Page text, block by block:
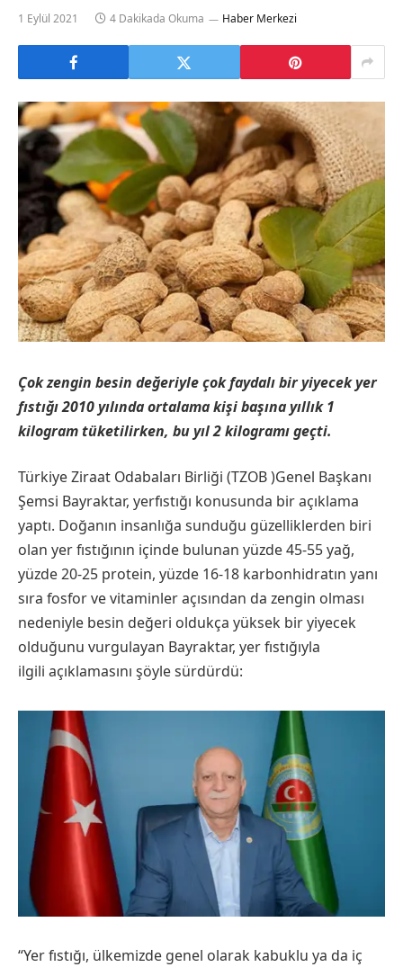
1 Eylül 2021 4 Dakikada Okuma Haber Merkezi
Çok zengin besin değeriyle çok faydalı bir yiyecek yer
fıstığı 2010 yılında ortalama kişi başına yıllık 1
kilogram tüketilirken, bu yıl 2 kilogramı geçti.
Türkiye Ziraat Odabaları Birliği (TZOB )Genel Başkanı
Şemsi Bayraktar, yerfıstığı konusunda bir açıklama
yaptı. Doğanın insanlığa sunduğu güzelliklerden biri
olan yer fıstığının içinde bulunan yüzde 45-55 yağ,
yüzde 20-25 protein, yüzde 16-18 karbonhidratın yanı
sıra fosfor ve vitaminler açısından da zengin olması
nedeniyle besin değeri oldukça yüksek bir yiyecek
olduğunu vurgulayan Bayraktar, yer fıstığıyla
ilgili açıklamasını şöyle sürdürdü:
“Yer fıstığı, ülkemizde genel olarak kabuklu ya da iç